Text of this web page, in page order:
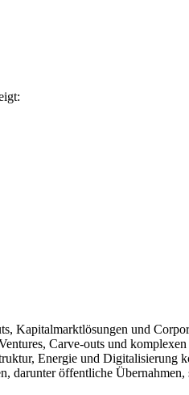
Kapitalmarktlösungen und
Carve-outs und komplexen
Energie und Digitalisierung
darunter öffentliche